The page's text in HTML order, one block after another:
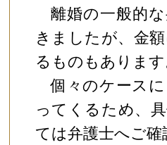
離婚の一般的
きましたが、金
るものもあります
個々のケース
ってくるため、
ては弁護士へご確